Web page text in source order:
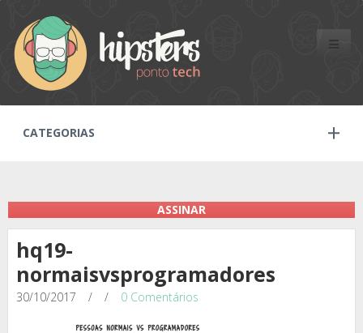
Toggle
CATEGORIAS
ASSINAR
hq19-
normaisvsprogramadores
30/10/2017 / / 0 Comentários